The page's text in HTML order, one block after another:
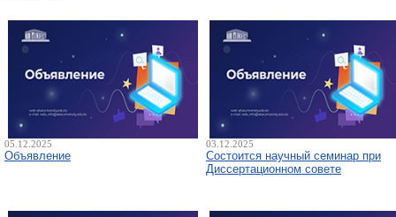
05.12.2025
Объявление
03.12.2025
Состоится научный семинар при
Диссертационном совете